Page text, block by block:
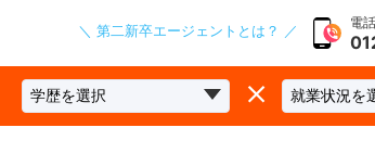
＼ 第二新卒エージェントとは？ ／ 電